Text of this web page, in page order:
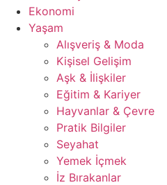
Ekonomi
Yaşam
Alışveriş & Moda
Kişisel Gelişim
Aşk & İlişkiler
Eğitim & Kariyer
Hayvanlar & Çevre
Pratik Bilgiler
Seyahat
Yemek İçmek
İz Bırakanlar